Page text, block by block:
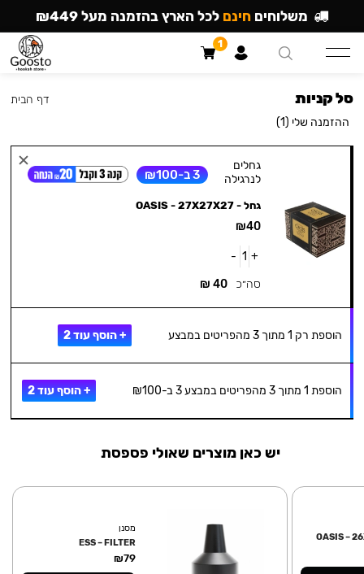
דף הבית סל קניות
ההזמנה שלי (1)
גחלים
לנרגילה
3 ב-₪100
גחל - OASIS - 27X27X27
₪40
+
1
-
סה״כ
40
₪
הוספת רק 1 מתוך 3 מהפריטים במבצע + הוסף עוד 2
הוספת 1 מתוך 3 מהפריטים במבצע 3 ב-₪100 + הוסף עוד 2
יש כאן מוצרים שאולי פספסת
מסנן
ESS – FILTER
₪79
משלוחים חינם לכל הארץ בהזמנה מעל ₪449
1